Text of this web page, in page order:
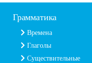
Грамматика
Времена
Глаголы
Существительные